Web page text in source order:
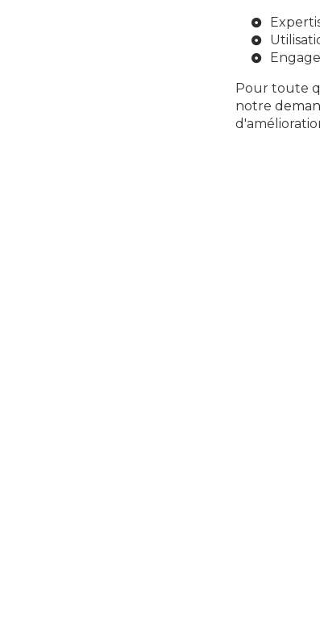
Pour toute
notre